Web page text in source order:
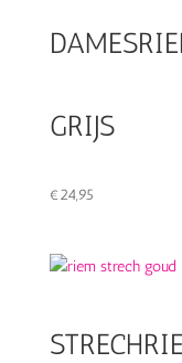
GRIJS
€24,95